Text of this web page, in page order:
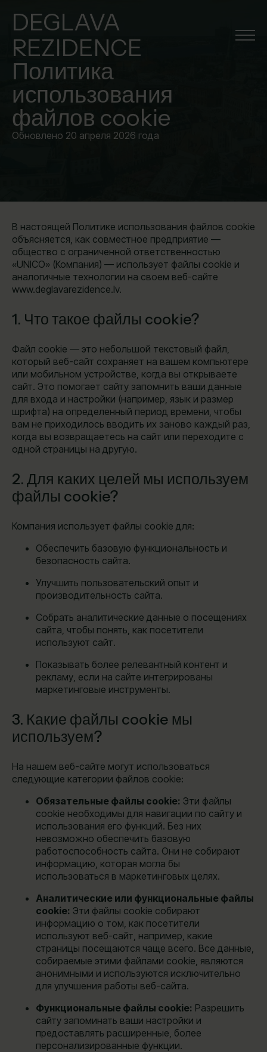
DEGLAVA
REZIDENCE
Политика
использования
файлов cookie
Обновлено 20 апреля 2026 года
В настоящей Политике использования файлов cookie
объясняется, как совместное предприятие —
общество с ограниченной ответственностью
«UNICO» (Компания) — использует файлы cookie и
аналогичные технологии на своем веб-сайте
www.deglavarezidence.lv.
1. Что такое файлы cookie?
Файл cookie — это небольшой текстовый файл,
который веб-сайт сохраняет на вашем компьютере
или мобильном устройстве, когда вы открываете
сайт. Это помогает сайту запомнить ваши данные
для входа и настройки (например, язык и размер
шрифта) на определенный период времени, чтобы
вам не приходилось вводить их заново каждый раз,
когда вы возвращаетесь на сайт или переходите с
одной страницы на другую.
2. Для каких целей мы используем
файлы cookie?
Компания использует файлы cookie для:
Обеспечить базовую функциональность и
безопасность сайта.
Улучшить пользовательский опыт и
производительность сайта.
Собрать аналитические данные о посещениях
сайта, чтобы понять, как посетители
используют сайт.
Показывать более релевантный контент и
рекламу, если на сайте интегрированы
маркетинговые инструменты.
3. Какие файлы cookie мы
используем?
На нашем веб-сайте могут использоваться
следующие категории файлов cookie:
Обязательные файлы cookie: Эти файлы
cookie необходимы для навигации по сайту и
использования его функций. Без них
невозможно обеспечить базовую
работоспособность сайта. Они не собирают
информацию, которая могла бы
использоваться в маркетинговых целях.
Аналитические или функциональные файлы
cookie: Эти файлы cookie собирают
информацию о том, как посетители
используют веб-сайт, например, какие
страницы посещаются чаще всего. Все данные,
собираемые этими файлами cookie, являются
анонимными и используются исключительно
для улучшения работы веб-сайта.
Функциональные файлы cookie: Разрешить
сайту запоминать ваши настройки и
предоставлять расширенные, более
персонализированные функции.